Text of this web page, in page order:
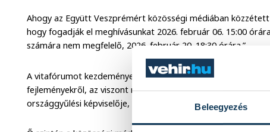
Beleegyezés
Ahogy az Együtt Veszprémért közösségi médiában
hogy fogadják el meghívásunkat 2026. február 06. 15:00
számára nem megfelelő, 2026. február 20. 18:30 órára.”
A vitafórumot kezdeményező civil szervezet azt ígérte,
fejleményekről, az viszont már most biztos, hogy a Fidesz-
országgyűlési képviselője, Ovádi Péter elfogadta a felkérést.